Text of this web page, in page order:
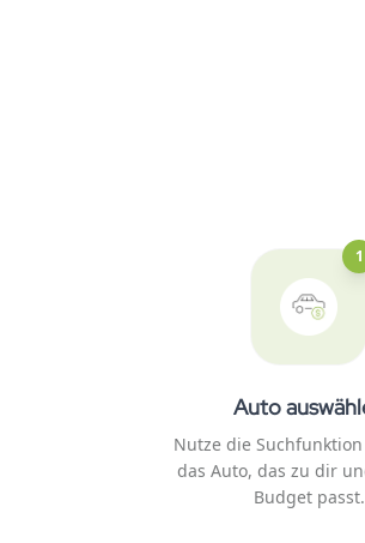
1
Auto
Nutze die
das Auto, das zu dir
Budget passt.